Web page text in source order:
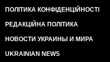
ПОЛІТИКА КОНФІДЕНЦІЙНОСТІ
РЕДАКЦІЙНА ПОЛІТИКА
НОВОСТИ УКРАИНЫ И МИРА
UKRAINIAN NEWS